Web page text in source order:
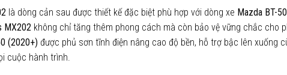
là dòng cản sau được thiết kế đặc biệt phù hợp với dòng xe Mazda BT-
MX202 không chỉ tăng thêm phong cách mà còn bảo vệ vững chắc cho
(2020+) được phủ sơn tĩnh điện nâng cao độ bền, hỗ trợ bậc lên xuống
cuộc hành trình.